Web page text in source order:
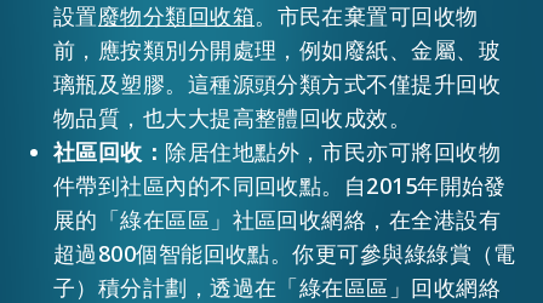
設置廢物分類回收箱。市民在棄置可回收物
前，應按類別分開處理，例如廢紙、金屬、玻
璃瓶及塑膠。這種源頭分類方式不僅提升回收
物品質，也大大提高整體回收成效。
社區回收： 除居住地點外，市民亦可將回收物
件帶到社區內的不同回收點。自2015年開始發
展的「綠在區區」社區回收網絡，在全港設有
超過800個智能回收點。你更可參與綠綠賞（電
子）積分計劃，透過在「綠在區區」回收網絡